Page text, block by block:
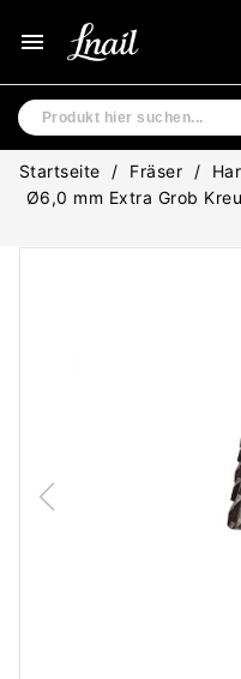
menu
Startseite Fräser
Ø6,0 mm Extra Grob